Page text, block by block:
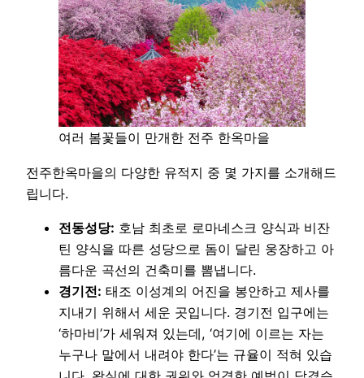
여러 봄꽃들이 만개한 전주 한옥마을
전주한옥마을의 다양한 유적지 중 몇 가지를 소개해드
립니다.
전동성당: 호남 최초로 로마네스크 양식과 비잔
틴 양식을 따른 성당으로 돔이 달린 웅장하고 아
름다운 곡선의 건축미를 뽐냅니다.
경기전: 태조 이성계의 어진을 봉안하고 제사를
지내기 위해서 세운 곳입니다. 경기전 입구에는
‘하마비’가 세워져 있는데, ‘여기에 이르는 자는
누구나 말에서 내려야 한다’는 규율이 적혀 있습